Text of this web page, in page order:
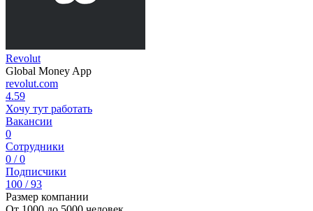
Revolut
Global Money App
revolut.com
4.59
Хочу тут работать
Вакансии
0
Сотрудники
0 / 0
Подписчики
100 / 93
Размер компании